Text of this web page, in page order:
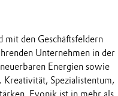
mit den Geschäftsfeldern
Unternehmen in der
Energien sowie
Kreativität, Spezialistentum,